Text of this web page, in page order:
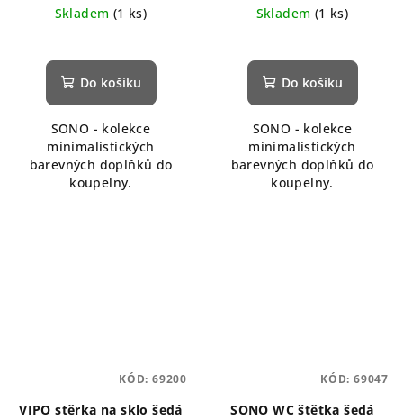
Skladem (1 ks)
Do košíku
SONO - kolekce
minimalistických
barevných doplňků do
koupelny.
Skladem (1 ks)
Do košíku
SONO - kolekce
minimalistických
barevných doplňků do
koupelny.
VIPO stěrka na sklo šedá
KÓD: 69200
SONO WC štětka šedá
KÓD: 69047